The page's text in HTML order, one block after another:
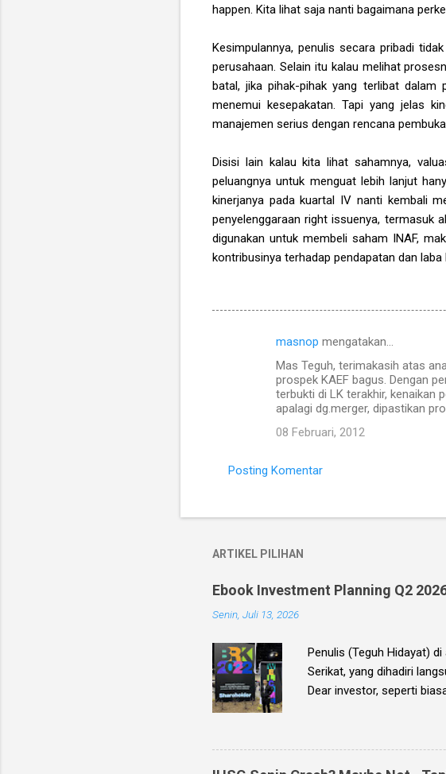
happen. Kita lihat saja nanti bagaimana
Kesimpulannya, penulis secara pribadi
perusahaan. Selain itu kalau melihat
batal, jika pihak-pihak yang terlibat dalam
menemui kesepakatan. Tapi yang jelas
manajemen serius dengan rencana
Disisi lain kalau kita lihat sahamnya,
peluangnya untuk menguat lebih lanjut
kinerjanya pada kuartal IV nanti kembali
penyelenggaraan right issuenya, termasuk
digunakan untuk membeli saham INAF,
kontribusinya terhadap pendapatan dan laba
masnop mengatakan…
Mas Teguh, terimakasih atas
prospek KAEF bagus. Dengan
terbukti di LK terakhir, kenaikan
apalagi dg.merger, dipastikan
08 Februari, 2012
Posting Komentar
ARTIKEL PILIHAN
Ebook Investment Planning Q2
Senin, Juli 13, 2026
Penulis (Teguh Hidayat)
Serikat, yang dihadiri
Dear investor, seperti
Bursa Efek Indonesia
2026 . Ebook ini
saham yang bagus untuk